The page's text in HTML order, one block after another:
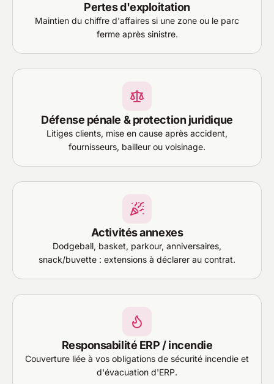
Pertes d'exploitation
Maintien du chiffre d'affaires si une zone ou le parc
ferme après sinistre.
Défense pénale & protection juridique
Litiges clients, mise en cause après accident,
fournisseurs, bailleur ou voisinage.
Activités annexes
Dodgeball, basket, parkour, anniversaires,
snack/buvette : extensions à déclarer au contrat.
Responsabilité ERP / incendie
Couverture liée à vos obligations de sécurité incendie et
d'évacuation d'ERP.